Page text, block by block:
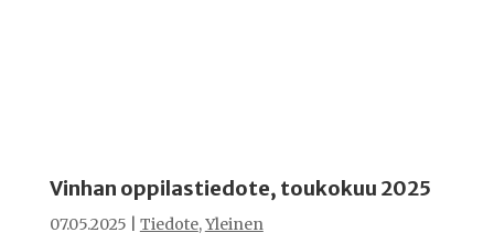
Vinhan oppilastiedote, toukokuu 2025
07.05.2025 Tiedote,Yleinen